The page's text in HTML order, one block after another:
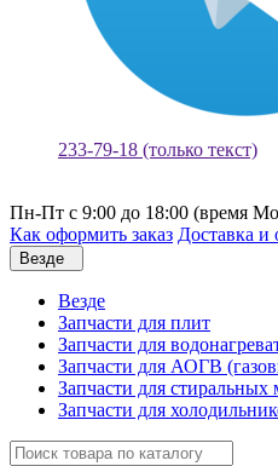
233-79-18 (только текст)
Пн-Пт с 9:00 до 18:00 (время
Как оформить заказ Доставка и
Везде
Везде
Запчасти для плит
Запчасти для
Запчасти для АОГВ
Запчасти для
Запчасти для